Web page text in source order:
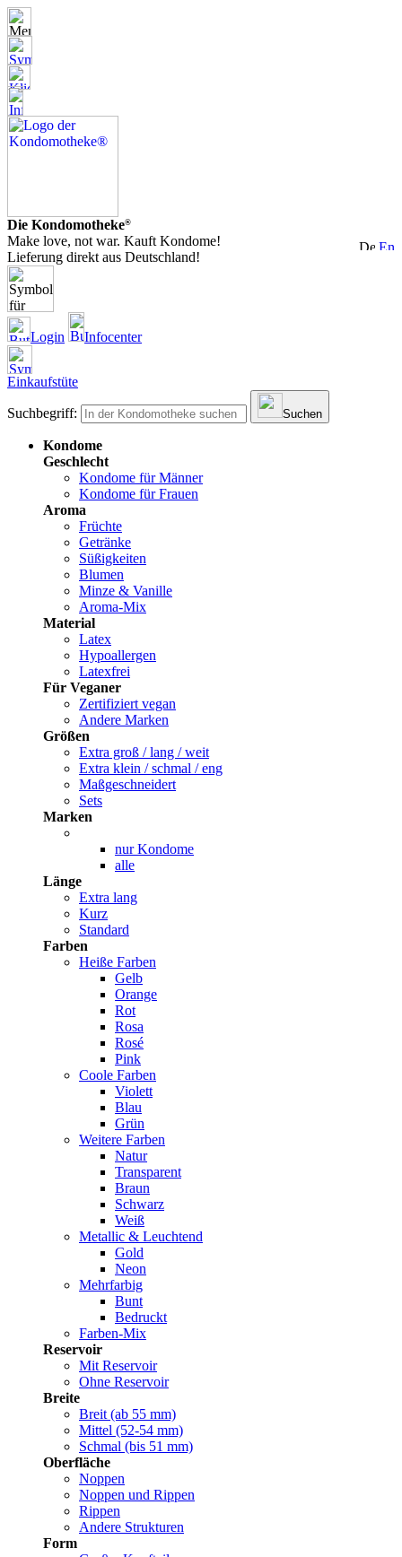
Die Kondomotheke®
Make love, not war. Kauft Kondome!
Lieferung direkt aus Deutschland!
Login Infocenter
Einkaufstüte
Suchbegriff: Suchen
Kondome
Geschlecht
Kondome für Männer
Kondome für Frauen
Aroma
Früchte
Getränke
Süßigkeiten
Blumen
Minze & Vanille
Aroma-Mix
Material
Latex
Hypoallergen
Latexfrei
Für Veganer
Zertifiziert vegan
Andere Marken
Größen
Extra groß / lang / weit
Extra klein / schmal / eng
Maßgeschneidert
Sets
Marken
nur Kondome
alle
Länge
Extra lang
Kurz
Standard
Farben
Heiße Farben
Gelb
Orange
Rot
Rosa
Rosé
Pink
Coole Farben
Violett
Blau
Grün
Weitere Farben
Natur
Transparent
Braun
Schwarz
Weiß
Metallic & Leuchtend
Gold
Neon
Mehrfarbig
Bunt
Bedruckt
Farben-Mix
Reservoir
Mit Reservoir
Ohne Reservoir
Breite
Breit (ab 55 mm)
Mittel (52-54 mm)
Schmal (bis 51 mm)
Oberfläche
Noppen
Noppen und Rippen
Rippen
Andere Strukturen
Form